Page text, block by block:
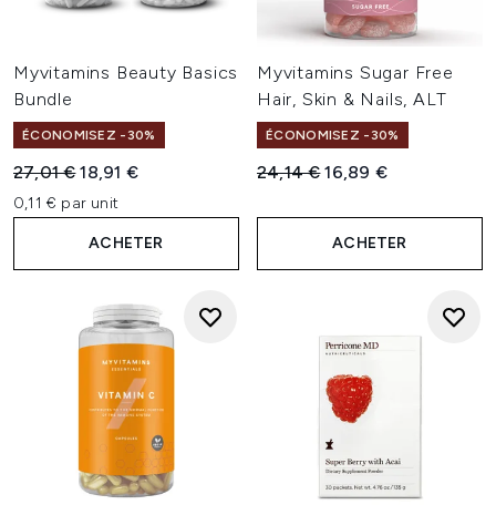
Myvitamins Beauty Basics
Bundle
ÉCONOMISEZ -30%
Prix de vente :
27,01 €Prix ​​actuel :
18,91 €
0,11 € par unit
ACHETER
Myvitamins Sugar Free
Hair, Skin & Nails, ALT
ÉCONOMISEZ -30%
Prix de vente :
24,14 €Prix ​​actuel :
16,89 €
ACHETER